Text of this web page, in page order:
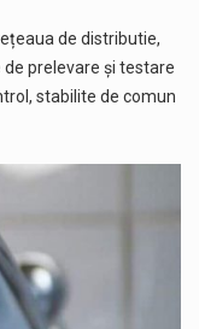
de distributie,
de prelevare și testare
stabilite de comun